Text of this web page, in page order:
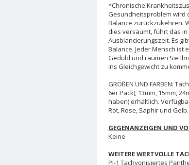
*Chronische
Gesundheitsproblem wird
Balance zurückzukehren.
dies versäumt, führt das
Ausblancierungszeit. Es
Balance. Jeder Mensch ist
Geduld und räumen Sie
ins Gleichgewicht zu
GRÖßEN UND FARBEN:
6er Pack), 13mm, 15mm,
haben) erhältlich.
Rot, Rose, Saphir und Gelb.
GEGENANZEIGEN UND
Keine
WEITERE WERTVOLLE
PJ-1 Tachyonisiertes